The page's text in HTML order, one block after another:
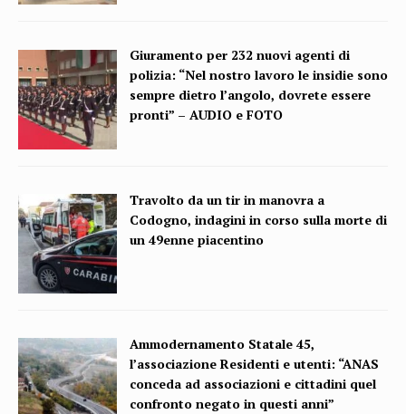
Giuramento per 232 nuovi agenti di
polizia: “Nel nostro lavoro le insidie sono
sempre dietro l’angolo, dovrete essere
pronti” – AUDIO e FOTO
Travolto da un tir in manovra a
Codogno, indagini in corso sulla morte di
un 49enne piacentino
Ammodernamento Statale 45,
l’associazione Residenti e utenti: “ANAS
conceda ad associazioni e cittadini quel
confronto negato in questi anni”